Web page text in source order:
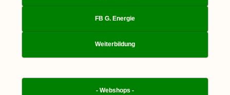
FB G. Energie
Weiterbildung
- Webshops -